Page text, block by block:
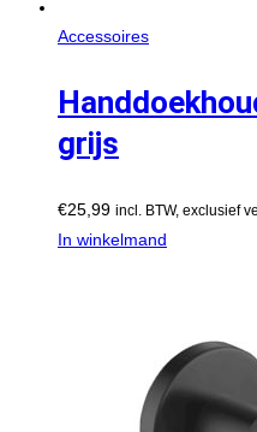
Accessoires
grijs
€25,99 incl. BTW, exclusief
In winkelmand